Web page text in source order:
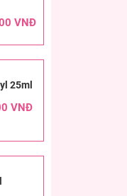
VNĐ
25ml
VNĐ